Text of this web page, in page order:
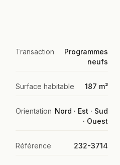
Transaction
Programmes
neufs
Surface habitable 187 m²
Orientation Nord · Est · Sud
· Ouest
Référence 232-3714